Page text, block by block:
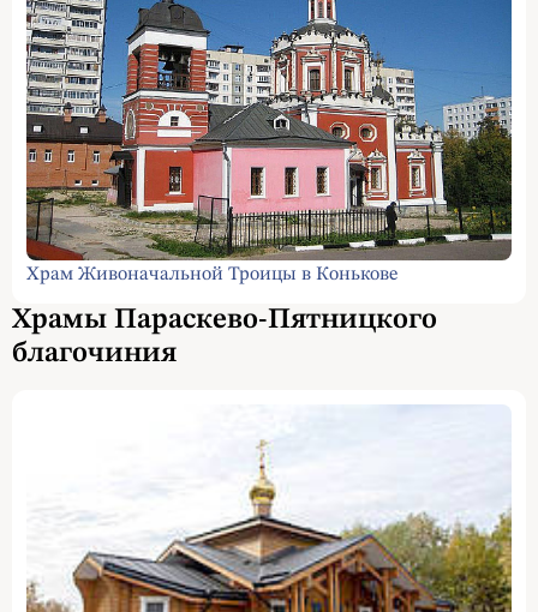
Храм Живоначальной Троицы в Конькове
Храмы Параскево-Пятницкого
благочиния